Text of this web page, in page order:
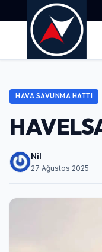
HAVA SAVUNMA HATTI
Nil
27 Ağustos 2025